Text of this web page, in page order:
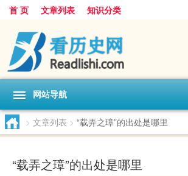
首 页 文章列表 知识分类
网站导航
> 文章列表 > “载弄之璋”的出处是哪里
“载弄之璋”的出处是哪里